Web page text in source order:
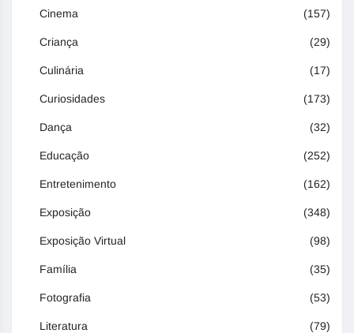
Cinema (157)
Criança (29)
Culinária (17)
Curiosidades (173)
Dança (32)
Educação (252)
Entretenimento (162)
Exposição (348)
Exposição Virtual (98)
Família (35)
Fotografia (53)
Literatura (79)